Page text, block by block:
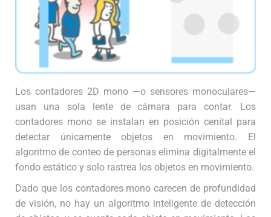
Los contadores 2D mono —o sensores monoculares—
usan una sola lente de cámara para contar. Los
contadores mono se instalan en posición cenital para
detectar únicamente objetos en movimiento. El
algoritmo de conteo de personas elimina digitalmente el
fondo estático y solo rastrea los objetos en movimiento.
Dado que los contadores mono carecen de profundidad
de visión, no hay un algoritmo inteligente de detección